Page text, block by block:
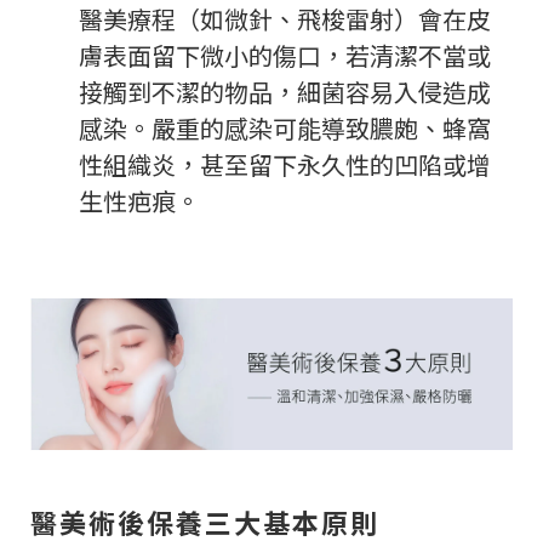
醫美療程（如微針、飛梭雷射）會在皮
膚表面留下微小的傷口，若清潔不當或
接觸到不潔的物品，細菌容易入侵造成
感染。嚴重的感染可能導致膿皰、蜂窩
性組織炎，甚至留下永久性的凹陷或增
生性疤痕。
醫美術後保養三大基本原則